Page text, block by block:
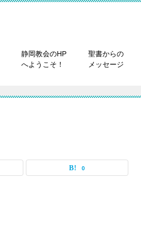
静岡教会のHP
へようこそ！
聖書からの
メッセージ
0